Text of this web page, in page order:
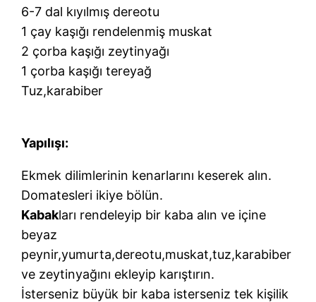
6-7 dal kıyılmış dereotu
1 çay kaşığı rendelenmiş muskat
2 çorba kaşığı zeytinyağı
1 çorba kaşığı tereyağ
Tuz,karabiber
Yapılışı:
Ekmek dilimlerinin kenarlarını keserek alın.
Domatesleri ikiye bölün.
Kabakları rendeleyip bir kaba alın ve içine
beyaz
peynir,yumurta,dereotu,muskat,tuz,karabiber
ve zeytinyağını ekleyip karıştırın.
İsterseniz büyük bir kaba isterseniz tek kişilik